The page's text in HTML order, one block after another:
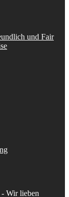
und Fair